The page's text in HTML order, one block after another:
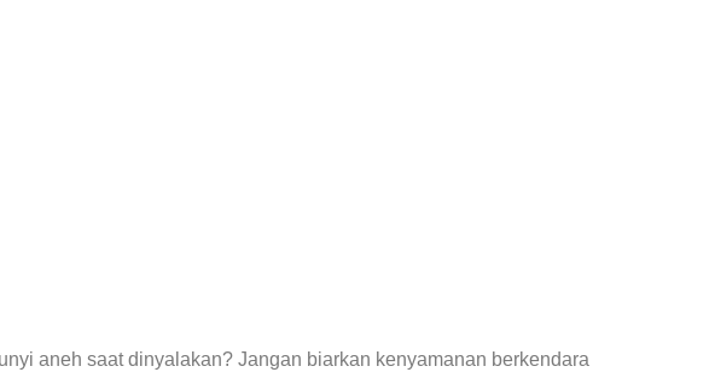
aneh saat dinyalakan? Jangan biarkan kenyamanan berkendara